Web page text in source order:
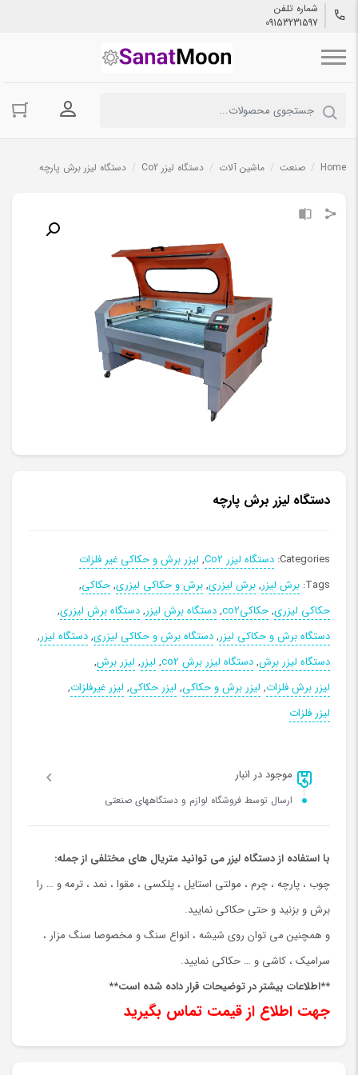
شماره تلفن
09153231597
ورود به
Home
/ صنعت / ماشین آلات / دستگاه لیزر Co2 / دستگاه لیزر برش پارچه
دستگاه لیزر برش پارچه
Categories: دستگاه لیزر Co2 , لیزر برش و حکاکی غیر فلزات
Tags: برش لیزر,برش لیزری,برش و حکاکی لیزری,حکاکی,
حکاکی لیزری,حکاکیco2 ,دستگاه برش لیزر,دستگاه برش لیزری,
دستگاه برش و حکاکی لیزر,دستگاه برش و حکاکی لیزری,دستگاه لیزر,
دستگاه لیزر برش,دستگاه لیزر برش co2 , لیزر, لیزر برش,
لیزر برش فلزات, لیزر برش و حکاکی, لیزر حکاکی, لیزر غیرفلزات,
لیزر فلزات
موجود در انبار
ارسال توسط فروشگاه لوازم و دستگاههای صنعتی
با استفاده از دستگاه لیزر می توانید متریال های مختلفی از جمله:
چوب ، پارچه ، چرم ، مولتی استایل ، پلکسی ، مقوا ، نمد ، ترمه و … را
برش و بزنید و حتی حکاکی نمایید.
و همچنین می توان روی شیشه ، انواع سنگ و مخصوصا سنگ مزار ،
سرامیک ، کاشی و … حکاکی نمایید.
**اطلاعات بیشتر در توضیحات قرار داده شده است**
جهت اطلاع از قیمت تماس بگیرید